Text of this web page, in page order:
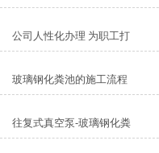
公司人性化办理 为职工打
玻璃钢化粪池的施工流程
往复式真空泵-玻璃钢化粪